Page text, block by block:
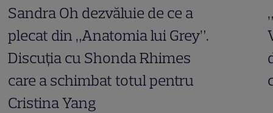
Sandra Oh dezvăluie de ce a
plecat din „Anatomia lui Grey”.
Discuția cu Shonda Rhimes
care a schimbat totul pentru
Cristina Yang